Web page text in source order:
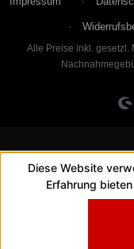
Alle Preise inkl. gesetzl.
Diese Website
Erfahrung